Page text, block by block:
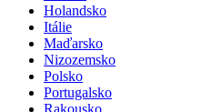
Holandsko
Itálie
Maďarsko
Nizozemsko
Polsko
Portugalsko
Rakousko